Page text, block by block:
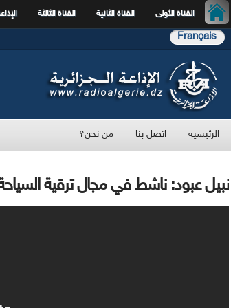
القناة الأولى القناة الثانية القناة الثالثة
Français
الرئيسية اتصل بنا من نحن؟
نبيل عبود: ناشط في مجال ترقية السياحة